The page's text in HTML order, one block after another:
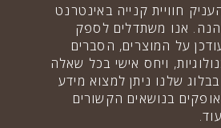
חוויית קנייה באינטרנט
אנו משתדלים לספק
על המוצרים, הסברים
ויחס אישי בכל שאלה
שלנו ניתן למצוא מידע
אופקים בנושאים הקשורים